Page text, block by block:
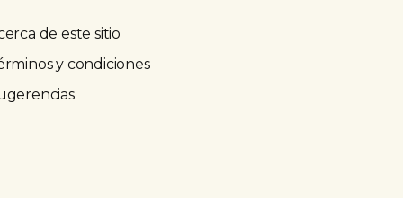
de este sitio
y condiciones